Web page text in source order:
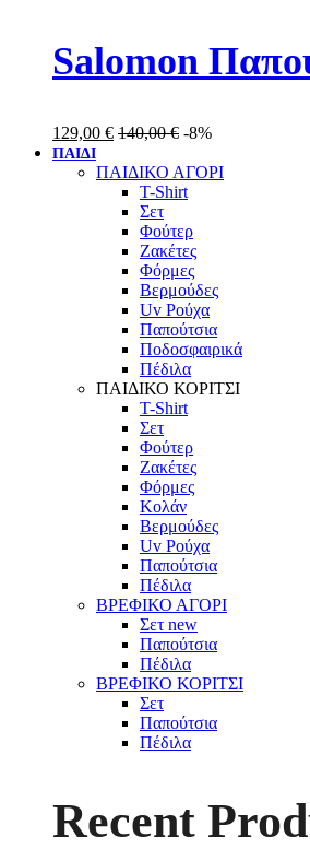
Salomon
129,00 € 140,00€ -8%
ΠΑΙΔΙ
ΠΑΙΔΙΚΟ ΑΓΟΡΙ
T-Shirt
Σετ
Φούτερ
Ζακέτες
Φόρμες
Βερμούδες
Uv Ρούχα
Παπούτσια
Ποδοσφαιρικά
Πέδιλα
ΠΑΙΔΙΚΟ ΚΟΡΙΤΣΙ
T-Shirt
Σετ
Φούτερ
Ζακέτες
Φόρμες
Κολάν
Βερμούδες
Uv Ρούχα
Παπούτσια
Πέδιλα
ΒΡΕΦΙΚΟ ΑΓΟΡΙ
Σετ new
Παπούτσια
Πέδιλα
ΒΡΕΦΙΚΟ ΚΟΡΙΤΣΙ
Σετ
Παπούτσια
Πέδιλα
Recent